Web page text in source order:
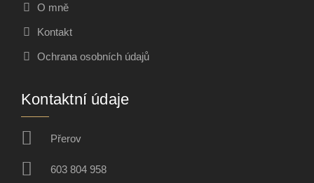
O mně
Kontakt
Ochrana osobních údajů
Kontaktní údaje
Přerov
603 804 958